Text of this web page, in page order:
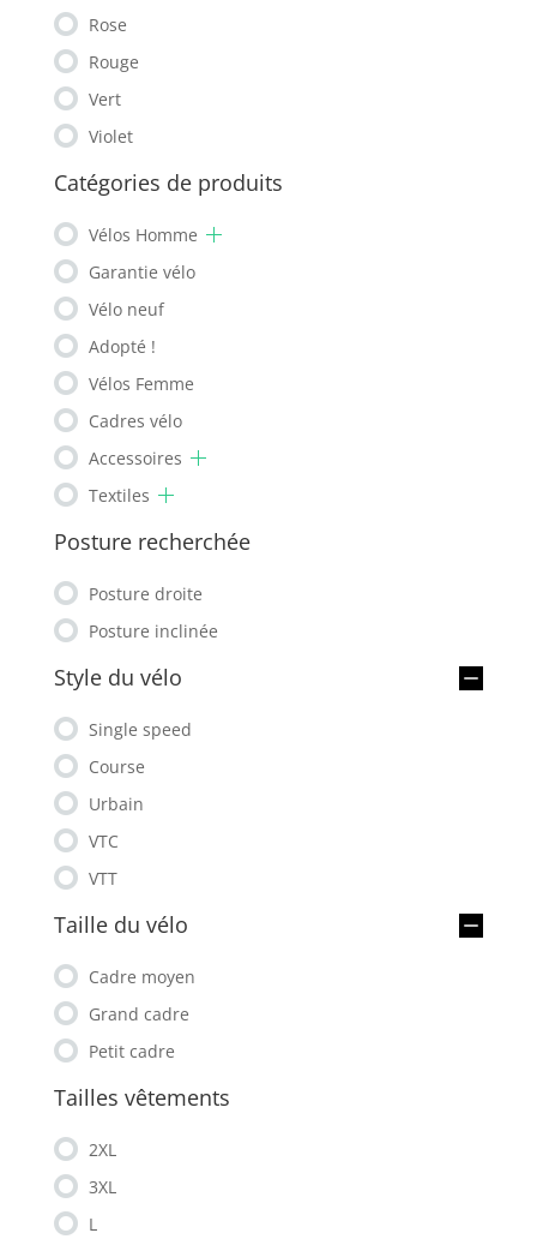
Rose
Rouge
Vert
Violet
Catégories de produits
Vélos Homme
Garantie vélo
Vélo neuf
Adopté !
Vélos Femme
Cadres vélo
Accessoires
Textiles
Posture recherchée
Posture droite
Posture inclinée
Style du vélo
Single speed
Course
Urbain
VTC
VTT
Taille du vélo
Cadre moyen
Grand cadre
Petit cadre
Tailles vêtements
2XL
3XL
L